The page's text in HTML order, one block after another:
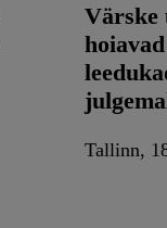
Värske
Tallinn,